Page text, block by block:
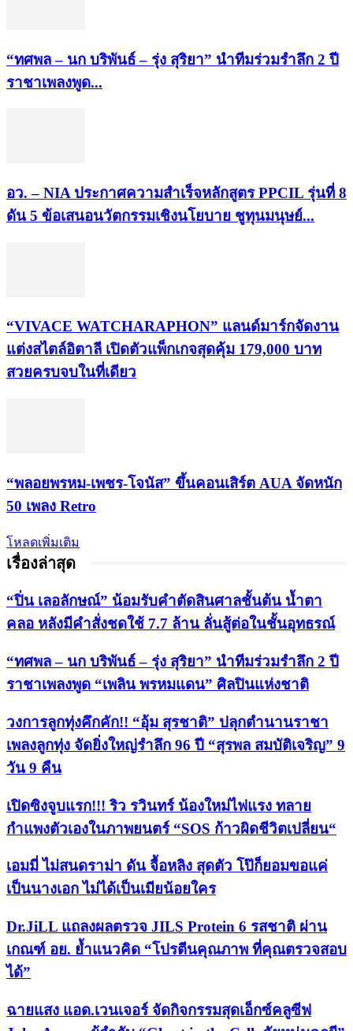
“ทศพล – นก บริพันธ์ – รุ่ง สุริยา” นำทีมร่วมรำลึก 2 ปี
ราชาเพลงพูด...
อว. – NIA ประกาศความสำเร็จหลักสูตร PPCIL รุ่นที่ 8
ดัน 5 ข้อเสนอนวัตกรรมเชิงนโยบาย ชูทุนมนุษย์...
“VIVACE WATCHARAPHON” แลนด์มาร์กจัดงาน
แต่งสไตล์อิตาลี เปิดตัวแพ็กเกจสุดคุ้ม 179,000 บาท
สวยครบจบในที่เดียว
“พลอยพรหม-เพชร-โจนัส” ขึ้นคอนเสิร์ต AUA จัดหนัก
50 เพลง Retro
โหลดเพิ่มเติม
เรื่องล่าสุด
“ปิ่น เลอลักษณ์” น้อมรับคำตัดสินศาลชั้นต้น น้ำตา
คลอ หลังมีคำสั่งชดใช้ 7.7 ล้าน ลั่นสู้ต่อในชั้นอุทธรณ์
“ทศพล – นก บริพันธ์ – รุ่ง สุริยา” นำทีมร่วมรำลึก 2 ปี
ราชาเพลงพูด “เพลิน พรหมแดน” ศิลปินแห่งชาติ
วงการลูกทุ่งคึกคัก!! “อุ้ม สุรชาติ” ปลุกตำนานราชา
เพลงลูกทุ่ง จัดยิ่งใหญ่รำลึก 96 ปี “สุรพล สมบัติเจริญ” 9
วัน 9 คืน
เปิดซิงจูบแรก!!! ริว รวินทร์ น้องใหม่ไฟแรง ทลาย
กำแพงตัวเองในภาพยนตร์ “SOS ก้าวผิดชีวิตเปลี่ยน“
เอมมี่ ไม่สนดราม่า ดัน จื้อหลิง สุดตัว โป๊ก็ยอมขอแค่
เป็นนางเอก ไม่ได้เป็นเมียน้อยใคร
Dr.JiLL แถลงผลตรวจ JILS Protein 6 รสชาติ ผ่าน
เกณฑ์ อย. ย้ำแนวคิด “โปรตีนคุณภาพ ที่คุณตรวจสอบ
ได้”
ฉายแสง แอด.เวนเจอร์ จัดกิจกรรมสุดเอ็กซ์คลูซีฟ